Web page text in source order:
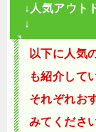
↓人気アウト
↓
以下に人気
も紹介して
それぞれお
みてくださ